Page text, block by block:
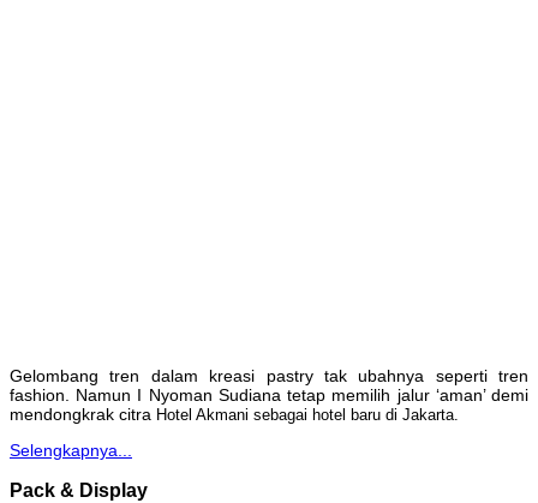
Gelombang tren dalam kreasi pastry tak ubahnya seperti tren
fashion. Namun I Nyoman Sudiana tetap memilih jalur ‘aman’ demi
mendongkrak citra Hotel Akmani sebagai hotel baru di Jakarta.
Selengkapnya...
Pack & Display